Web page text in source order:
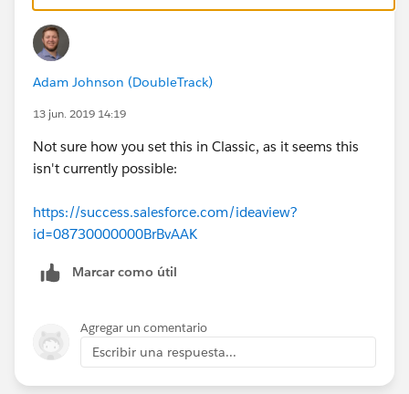
Adam Johnson (DoubleTrack)
13 jun. 2019 14:19
Not sure how you set this in Classic, as it seems this
isn't currently possible:
https://success.salesforce.com/ideaview?
id=08730000000BrBvAAK
Marcar como útil
Agregar un comentario
Escribir una respuesta...